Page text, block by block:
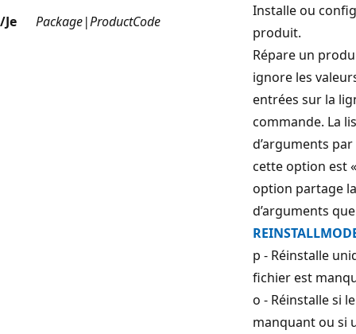
/Je
Package|ProductCode
Installe ou
produit.
Répare un
ignore les
entrées sur la
commande. La
d’arguments
cette option est
option partage
d’arguments
p - Réinstalle
fichier est
o - Réinstalle si
manquant ou si